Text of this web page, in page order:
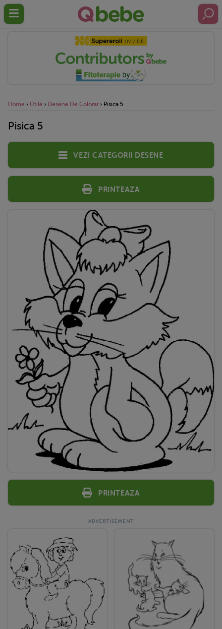
Home › Utile › Desene De Colorat › Pisica 5
Pisica 5
Vezi categorii desene
Printeaza
Printeaza